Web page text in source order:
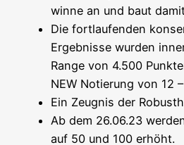
win­ne an und baut
Die fort­lau­fen­den
Ergeb­nis­se wur­den
Ran­ge von 4.500
NEW Notie­rung von 12
Ein Zeug­nis der
Ab dem 26.06.23
auf 50 und 100 erhöht.